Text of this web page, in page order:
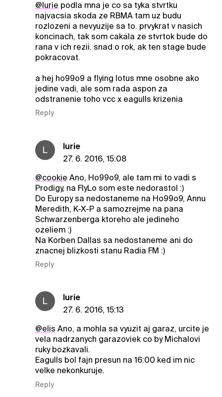
@lurie podla mna je co sa tyka stvrtku
najvacsia skoda ze RBMA tam uz budu
rozlozeni a nevyuzije sa to. prvykrat v nasich
koncinach, tak som cakala ze stvrtok bude do
rana v ich rezii. snad o rok, ak ten stage bude
pokracovat.
a hej ho99o9 a flying lotus mne osobne ako
jedine vadi, ale som rada aspon za
odstranenie toho vcc x eagulls krizenia
Reply
L
lurie
27. 6. 2016, 15:08
@cookie Ano, Ho99o9, ale tam mi to vadi s
Prodigy, na FlyLo som este nedorastol :)
Do Europy sa nedostaneme na Ho99o9, Annu
Meredith, K-X-P a samozrejme na pana
Schwarzenberga ktoreho ale jedineho
ozeliem :)
Na Korben Dallas sa nedostaneme ani do
znacnej blizkosti stanu Radia FM :)
Reply
L
lurie
27. 6. 2016, 15:13
@elis Ano, a mohla sa vyuzit aj garaz, urcite je
vela nadrzanych garazoviek co by Michalovi
ruky bozkavali.
Eagulls bol fajn presun na 16:00 ked im nic
velke nekonkuruje.
Reply